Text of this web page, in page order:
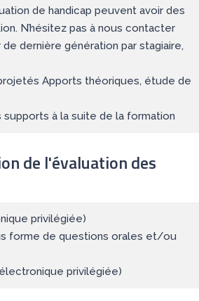
de handicap peuvent avoir des
N’hésitez pas à nous contacter
dernière génération par stagiaire,
Apports théoriques, étude de
à la suite de la formation
de l'évaluation des
privilégiée)
forme de questions orales et/ou
privilégiée)